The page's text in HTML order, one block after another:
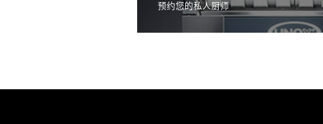
预约您的私人厨师